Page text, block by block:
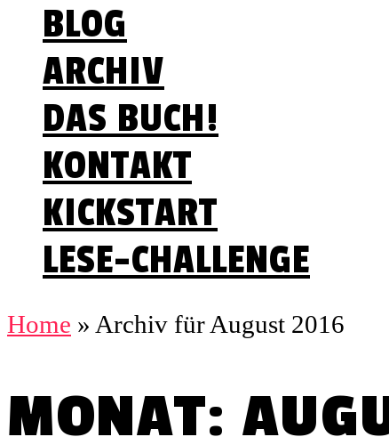
BLOG
ARCHIV
DAS BUCH!
KONTAKT
KICKSTART
LESE-CHALLENGE
Home » Archiv für August 2016
MONAT: